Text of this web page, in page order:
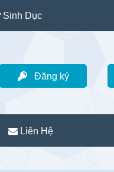
Sinh Dục
Đăng ký
Liên Hệ